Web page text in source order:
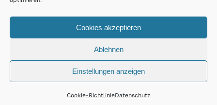
Cookies akzeptieren
Ablehnen
Einstellungen anzeigen
Cookie-RichtlinieDatenschutz
© Copyright 2025 | All Rights Reserved | Netzwerk Biblische
Seelsorge